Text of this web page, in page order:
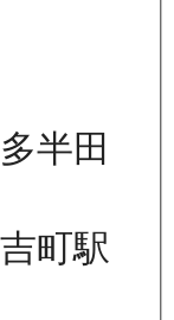
半田
町駅